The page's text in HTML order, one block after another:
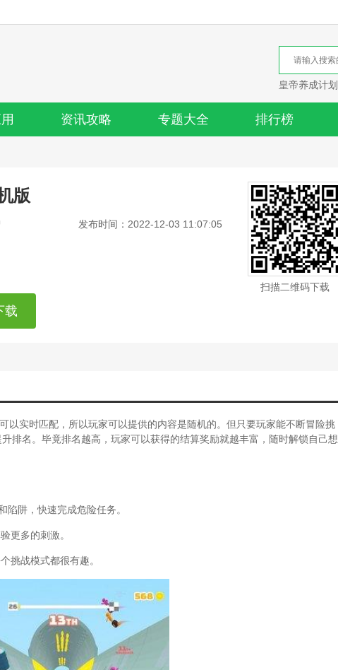
皇帝养成计划
资讯攻略 专题大全 排行榜
版
发布时间：2022-12-03 11:07:05
载
扫描二维码下载
以实时匹配，所以玩家可以提供的内容是随机的。但只要玩家能不断冒险挑
排名。毕竟排名越高，玩家可以获得的结算奖励就越丰富，随时解锁自己想
阱，快速完成危险任务。
更多的刺激。
挑战模式都很有趣。